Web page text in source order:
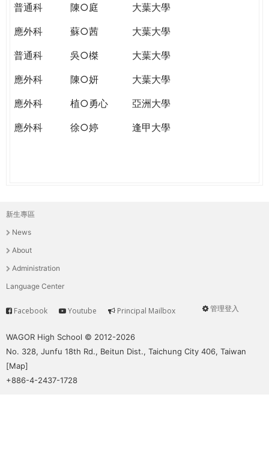
普通科
陳○庭
大葉大學
應外科
蘇○茜
大葉大學
普通科
吳○榤
大葉大學
應外科
陳○妍
大葉大學
應外科
植○勇心
亞洲大學
應外科
徐○婷 逢甲大學
主
選
單
新生專區
News
About
Administration
Language Center
User
管理登入
Service
Facebook Youtube Principal Mailbox
WAGOR High School © 2012-2026
No. 328, Junfu 18th Rd., Beitun Dist., Taichung City 406, Taiwan
[Map]
+886-4-2437-1728